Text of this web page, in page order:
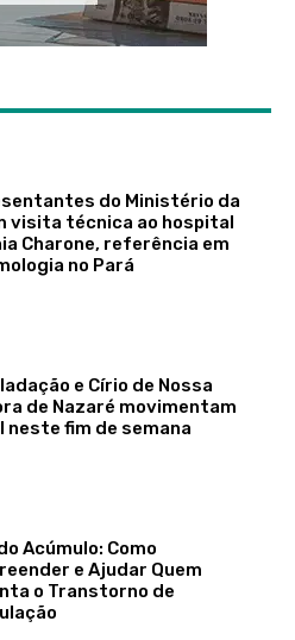
do Ministério da
visita técnica ao hospital
Charone, referência em
no Pará
e Círio de Nossa
de Nazaré movimentam
neste fim de semana
Acúmulo: Como
e Ajudar Quem
o Transtorno de